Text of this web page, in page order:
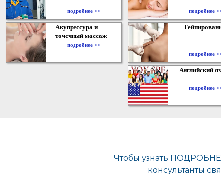
подробнее >> подробнее
Акупрессура и
точечный массаж
подробнее >>
подробнее
Английский
подробнее